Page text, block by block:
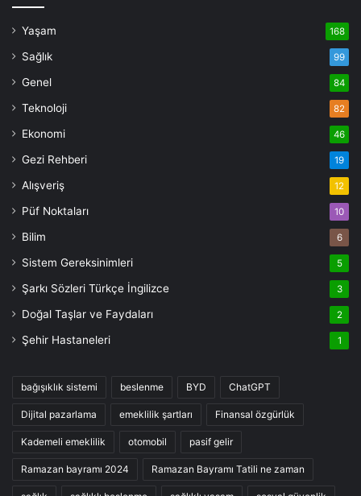
Yaşam 168
Sağlık 99
Genel 84
Teknoloji 82
Ekonomi 46
Gezi Rehberi 19
Alışveriş 12
Püf Noktaları 10
Bilim 6
Sistem Gereksinimleri 5
Şarkı Sözleri Türkçe İngilizce 3
Doğal Taşlar ve Faydaları 2
Şehir Hastaneleri 1
bağışıklık sistemi beslenme BYD ChatGPT
Dijital pazarlama emeklilik şartları Finansal özgürlük
Kademeli emeklilik otomobil pasif gelir
Ramazan bayramı 2024 Ramazan Bayramı Tatili ne zaman